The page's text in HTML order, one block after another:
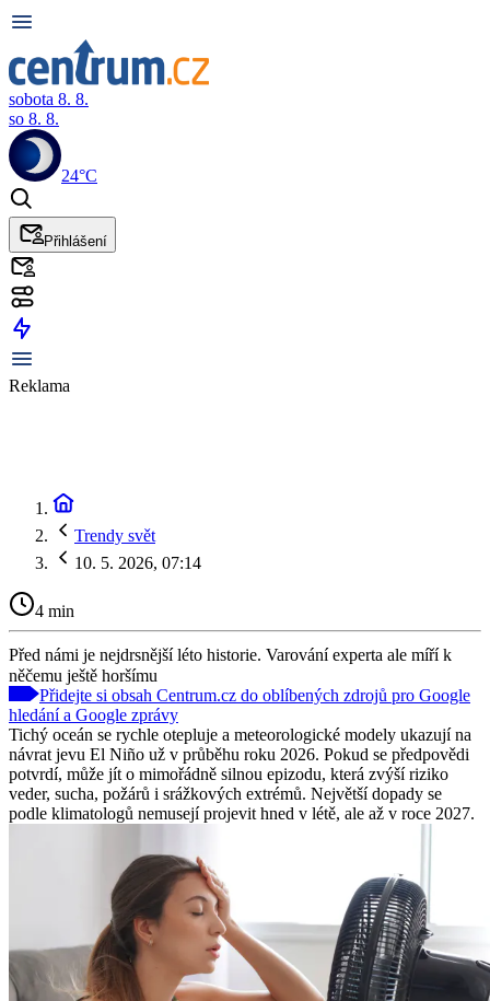
sobota 8. 8.
so 8. 8.
24°C
Přihlášení
Reklama
Trendy svět
10. 5. 2026, 07:14
4 min
Před námi je nejdrsnější léto historie. Varování experta ale míří k
něčemu ještě horšímu
Přidejte si obsah Centrum.cz do oblíbených zdrojů pro Google
hledání a Google zprávy
Tichý oceán se rychle otepluje a meteorologické modely ukazují na
návrat jevu El Niño už v průběhu roku 2026. Pokud se předpovědi
potvrdí, může jít o mimořádně silnou epizodu, která zvýší riziko
veder, sucha, požárů i srážkových extrémů. Největší dopady se
podle klimatologů nemusejí projevit hned v létě, ale až v roce 2027.